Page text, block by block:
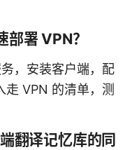
部署 VPN？
，安装客户端，配
走 VPN 的清单，测
翻译记忆库的同